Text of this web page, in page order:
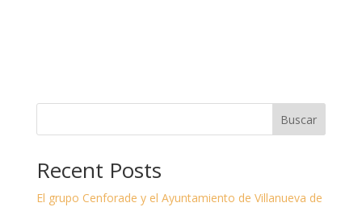
Buscar
Recent Posts
El grupo Cenforade y el Ayuntamiento de Villanueva de